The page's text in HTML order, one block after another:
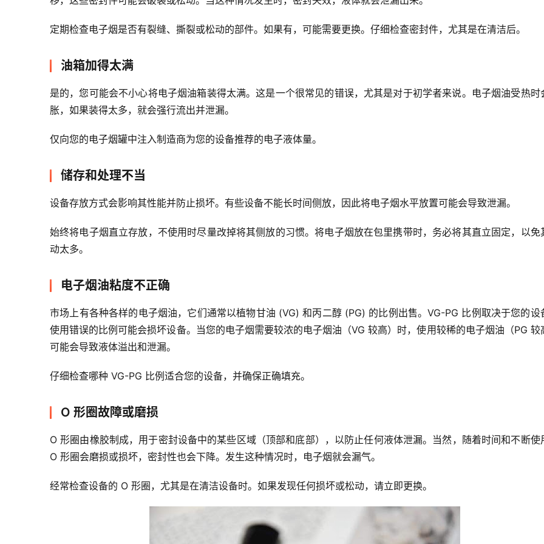
定期检查电子烟是否有裂缝、撕裂或松动的部件。如果有，可能需要更换。仔细检查密封件，尤其是在清洁后。
油箱加得太满
是的，您可能会不小心将电子烟油箱装得太满。这是一个很常见的错误，尤其是对于初学者来说。电子烟油受热时
胀，如果装得太多，就会强行流出并泄漏。
仅向您的电子烟罐中注入制造商为您的设备推荐的电子液体量。
储存和处理不当
设备存放方式会影响其性能并防止损坏。有些设备不能长时间侧放，因此将电子烟水平放置可能会导致泄漏。
始终将电子烟直立存放，不使用时尽量改掉将其侧放的习惯。将电子烟放在包里携带时，务必将其直立固定，以免
动太多。
电子烟油粘度不正确
市场上有各种各样的电子烟油，它们通常以植物甘油 (VG) 和丙二醇 (PG) 的比例出售。VG-PG 比例取决于您的设
使用错误的比例可能会损坏设备。当您的电子烟需要较浓的电子烟油（VG 较高）时，使用较稀的电子烟油（PG 较
可能会导致液体溢出和泄漏。
仔细检查哪种 VG-PG 比例适合您的设备，并确保正确填充。
O 形圈故障或磨损
O 形圈由橡胶制成，用于密封设备中的某些区域（顶部和底部），以防止任何液体泄漏。当然，随着时间和不断使
O 形圈会磨损或损坏，密封性也会下降。发生这种情况时，电子烟就会漏气。
经常检查设备的 O 形圈，尤其是在清洁设备时。如果发现任何损坏或松动，请立即更换。